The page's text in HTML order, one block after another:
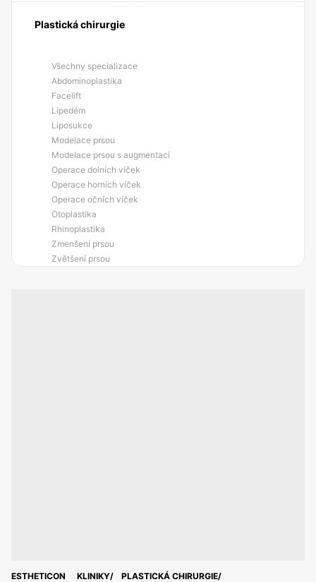
Plastická chirurgie
Všechny specializace
Abdominoplastika
Facelift
Lipedém
Liposukce
Modelace prsou
Modelace prsou s augmentací
Operace dolních víček
Operace horních víček
Operace očních víček
Otoplastika
Rhinoplastika
Zmenšení prsou
Zvětšení prsou
ESTHETICON KLINIKY
PLASTICKÁ CHIRURGIE